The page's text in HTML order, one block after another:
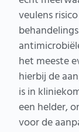
veulens
het meeste
hierbij de
is in
een helder,
voor de